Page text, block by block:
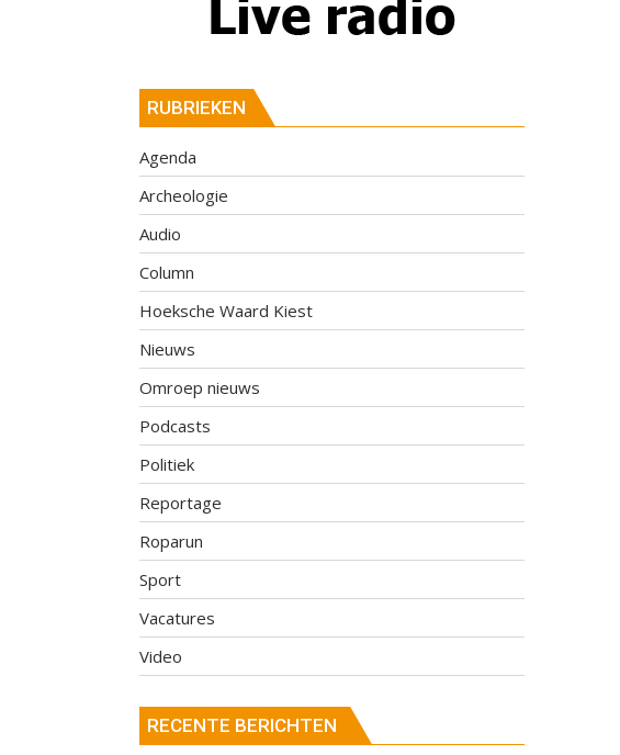
RUBRIEKEN
Agenda
Archeologie
Audio
Column
Hoeksche Waard Kiest
Nieuws
Omroep nieuws
Podcasts
Politiek
Reportage
Roparun
Sport
Vacatures
Video
RECENTE BERICHTEN